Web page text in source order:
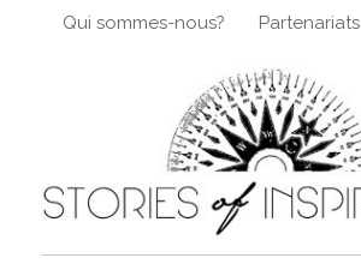
Qui sommes-nous? Partenariats